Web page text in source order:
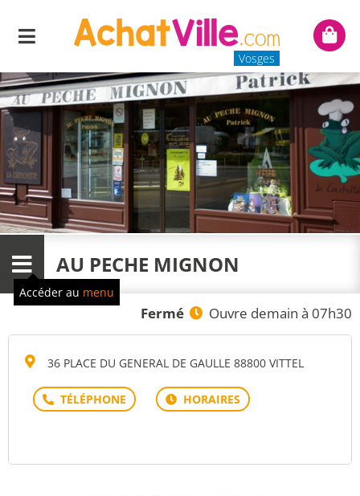
Menu
Vosges
Mon
Menu AU PECHE MIGNON
Fermé Ouvre demain à 07h30
36 PLACE DU GENERAL DE GAULLE 88800 VITTEL
Accéder au menu